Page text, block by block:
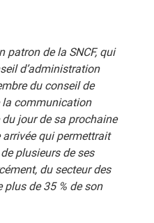
patron de la SNCF, qui
d’administration
du conseil de
la communication
du jour de sa prochaine
arrivée qui permettrait
plusieurs de ses
du secteur des
plus de 35 % de son